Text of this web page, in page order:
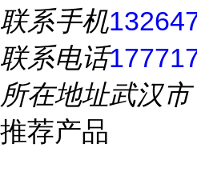
联系手机
联系电话
所在地址武汉市
推荐产品